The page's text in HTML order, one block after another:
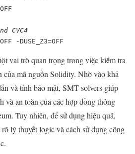
CVC4
-DUSE_Z3=OFF
vai trò quan trọng trong việc kiểm tra
của mã nguồn Solidity. Nhờ vào khả
và tính bảo mật, SMT solvers giúp
và an toàn của các hợp đồng thông
Tuy nhiên, để sử dụng hiệu quả,
lý thuyết logic và cách sử dụng công